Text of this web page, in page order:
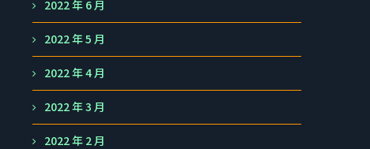
2022 年 6 月
2022 年 5 月
2022 年 4 月
2022 年 3 月
2022 年 2 月